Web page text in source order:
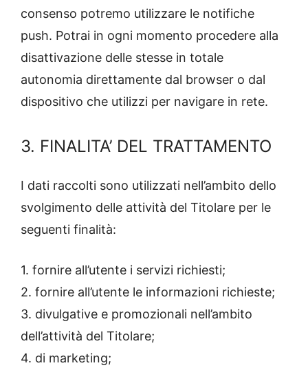
consenso potremo utilizzare le notifiche
push. Potrai in ogni momento procedere alla
disattivazione delle stesse in totale
autonomia direttamente dal browser o dal
dispositivo che utilizzi per navigare in rete.
3. FINALITA’ DEL TRATTAMENTO
I dati raccolti sono utilizzati nell’ambito dello
svolgimento delle attività del Titolare per le
seguenti finalità:
1. fornire all’utente i servizi richiesti;
2. fornire all’utente le informazioni richieste;
3. divulgative e promozionali nell’ambito
dell’attività del Titolare;
4. di marketing;